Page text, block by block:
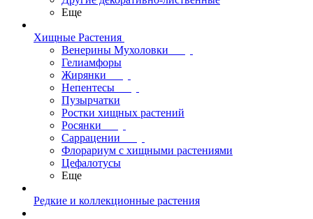
Еще
Хищные Растения
Венерины Мухоловки
Гелиамфоры
Жирянки
Непентесы
Пузырчатки
Ростки хищных растений
Росянки
Саррацении
Флорариум с хищными растениями
Цефалотусы
Еще
Редкие и коллекционные растения